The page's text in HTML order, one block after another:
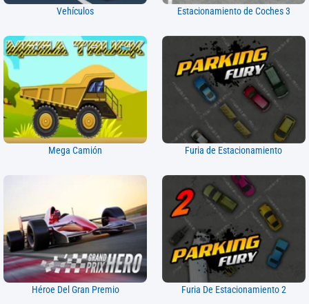
Vehículos Estacionamiento de Coches 3
Mega Camión Furia de Estacionamiento
Héroe Del Gran Premio Furia De Estacionamiento 2